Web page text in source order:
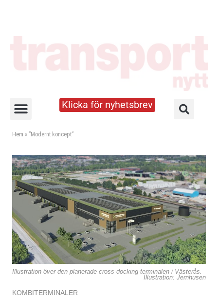
Klicka för nyhetsbrev
Hem » ”Modernt koncept”
Illustration över den planerade cross-docking-terminalen i Västerås.
Illustration: Jernhusen
KOMBITERMINALER